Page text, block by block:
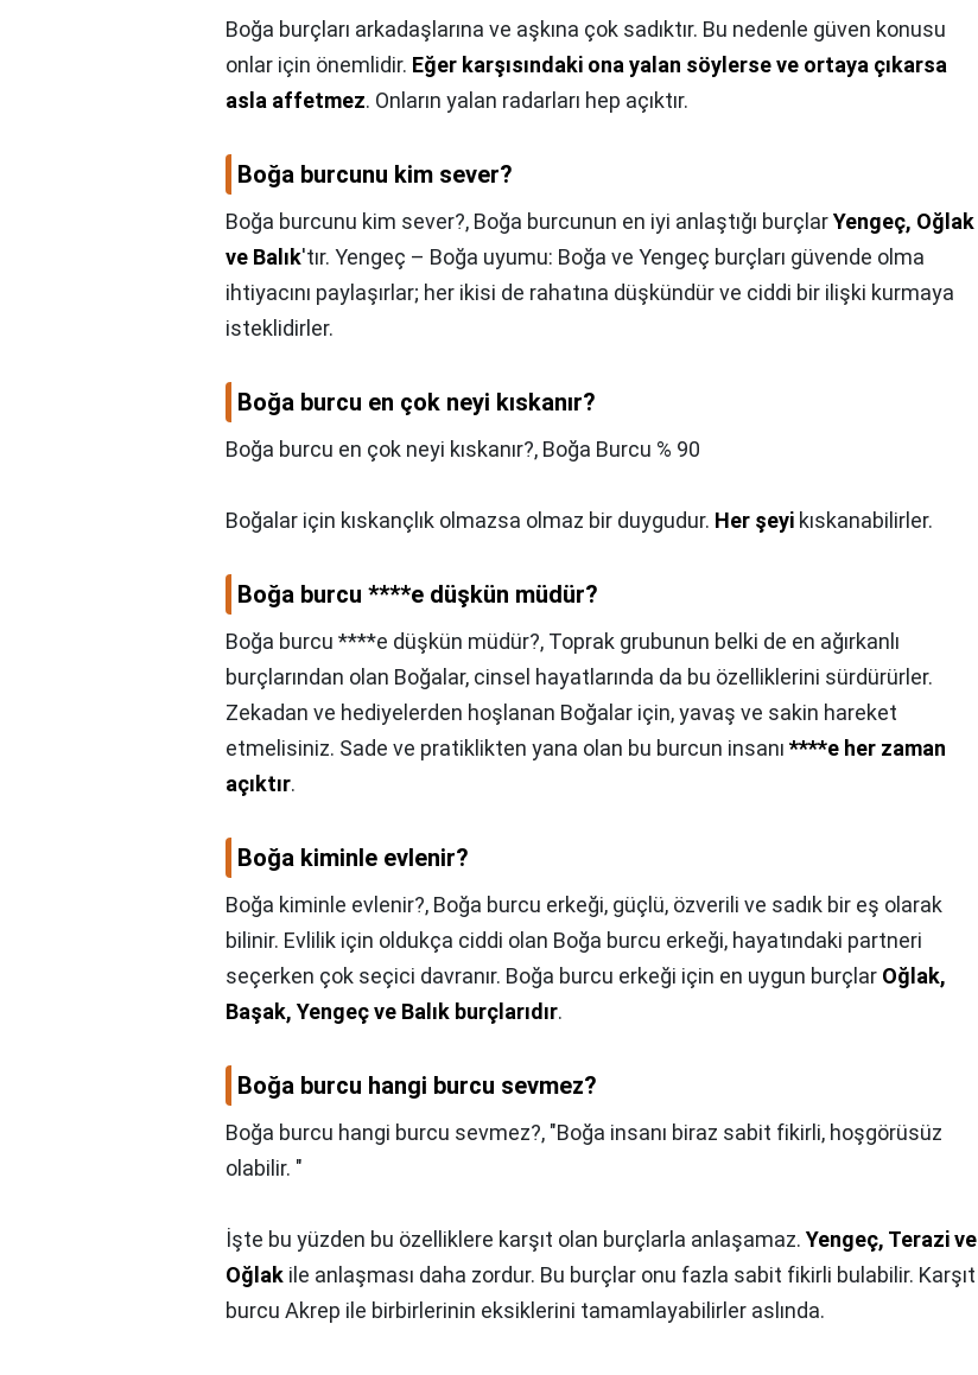
Boğa burçları arkadaşlarına ve aşkına çok sadıktır. Bu nedenle güven konusu
onlar için önemlidir. Eğer karşısındaki ona yalan söylerse ve ortaya çıkarsa
asla affetmez. Onların yalan radarları hep açıktır.
Boğa burcunu kim sever?
Boğa burcunu kim sever?, Boğa burcunun en iyi anlaştığı burçlarYengeç, Oğlak
ve Balık'tır. Yengeç – Boğa uyumu: Boğa ve Yengeç burçları güvende olma
ihtiyacını paylaşırlar; her ikisi de rahatına düşkündür ve ciddi bir ilişki kurmaya
isteklidirler.
Boğa burcu en çok neyi kıskanır?
Boğa burcu en çok neyi kıskanır?, Boğa Burcu % 90
Boğalar için kıskançlık olmazsa olmaz bir duygudur. Her şeyi kıskanabilirler.
Boğa burcu ****e düşkün müdür?
Boğa burcu ****e düşkün müdür?, Toprak grubunun belki de en ağırkanlı
burçlarından olan Boğalar, cinsel hayatlarında da bu özelliklerini sürdürürler.
Zekadan ve hediyelerden hoşlanan Boğalar için, yavaş ve sakin hareket
etmelisiniz. Sade ve pratiklikten yana olan bu burcun insanı ****e her zaman
açıktır.
Boğa kiminle evlenir?
Boğa kiminle evlenir?, Boğa burcu erkeği, güçlü, özverili ve sadık bir eş olarak
bilinir. Evlilik için oldukça ciddi olan Boğa burcu erkeği, hayatındaki partneri
seçerken çok seçici davranır. Boğa burcu erkeği için en uygun burçlar Oğlak,
Başak, Yengeç ve Balık burçlarıdır.
Boğa burcu hangi burcu sevmez?
Boğa burcu hangi burcu sevmez?, "Boğa insanı biraz sabit fikirli, hoşgörüsüz
olabilir. "
İşte bu yüzden bu özelliklere karşıt olan burçlarla anlaşamaz. Yengeç, Terazi ve
Oğlak ile anlaşması daha zordur. Bu burçlar onu fazla sabit fikirli bulabilir. Karşıt
burcu Akrep ile birbirlerinin eksiklerini tamamlayabilirler aslında.